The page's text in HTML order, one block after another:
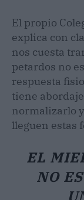
El propio
explica con
nos cuesta
petardos no
respuesta
tiene
normalizarlo
lleguen estas
EL
NO